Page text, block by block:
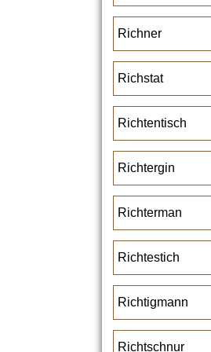
Richner
Richstat
Richtentisch
Richtergin
Richterman
Richtestich
Richtigmann
Richtschnur